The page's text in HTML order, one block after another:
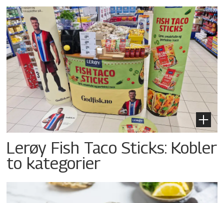
Lerøy Fish Taco Sticks: Kobler
to kategorier